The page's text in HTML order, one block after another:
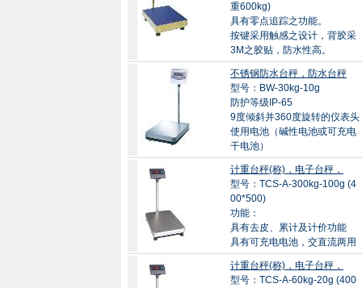
重600kg)
具有零点追踪之功能。
按键采用触感之设计，背胶采
3M之胶贴，防水性高。
不锈钢防水台秤，防水台秤
型号：BW-30kg-10g
防护等级IP-65
9度倾斜并360度旋转的仪表头
使用电池（碱性电池或可充电
干电池）
计重台秤(称)，电子台秤，
型号：TCS-A-300kg-100g (4
00*500)
功能：
具有去皮、累计及计价功能
具有可充电电池，交直流两用
计重台秤(称)，电子台秤，
型号：TCS-A-60kg-20g (400